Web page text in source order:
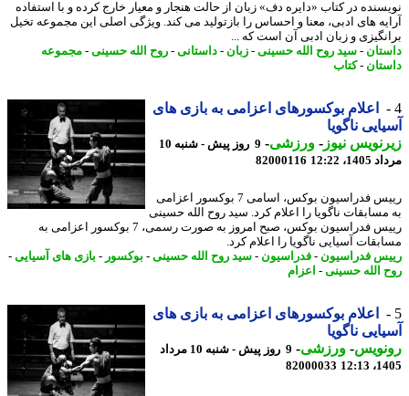
در کتاب «دایره دف» زبان از حالت هنجار و معیار خارج کرده و با استفاده
های ادبی، معنا و احساس را بازتولید می کند. ویژگی اصلی این مجموعه تخیل
و زبان ادبی آن است که ...
-سید روح الله حسینی-زبان -داستانی-روح الله حسینی-مجموعه
-کتاب
اعلام بوکسورهای اعزامی به بازی های
ناگویا
نیوز-ورزشی-
9 روز پیش - شنبه 10
12:22
82000116
رییس فدراسیون بوکس، اسامی 7 بوکسور اعزامی
ناگویا را اعلام کرد. سید روح الله حسینی
رییس فدراسیون بوکس، صبح امروز به صورت رسمی، 7 بوکسور اعزامی به
آسیایی ناگویا را اعلام کرد.
فدراسیون-فدراسیون-سید روح الله حسینی-بوکسور-بازی های آسیایی-
الله حسینی-اعزام
اعلام بوکسورهای اعزامی به بازی های
ناگویا
-ورزشی-
9 روز پیش - شنبه 10 مرداد
82000033